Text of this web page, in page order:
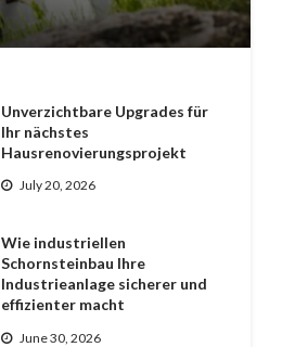
Unverzichtbare Upgrades für
Ihr nächstes
Hausrenovierungsprojekt
July 20, 2026
Wie industriellen
Schornsteinbau Ihre
Industrieanlage sicherer und
effizienter macht
June 30, 2026